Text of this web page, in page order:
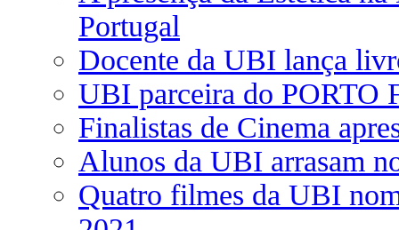
Portugal
Docente da UBI lança
UBI parceira do PORTO
Finalistas de Cinema
Alunos da UBI arrasam
Quatro filmes da UBI